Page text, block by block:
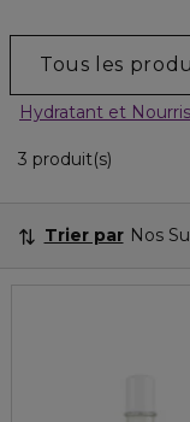
Tous les
Hydratant et
3 produit(s)
Trier par Nos